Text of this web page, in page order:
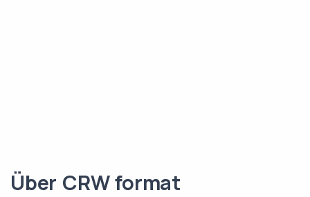
Über CRW format